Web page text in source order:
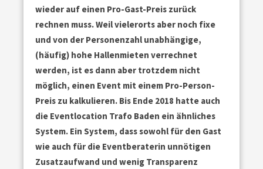
wieder auf einen Pro-Gast-Preis zurück
rechnen muss. Weil vielerorts aber noch fixe
und von der Personenzahl unabhängige,
(häufig) hohe Hallenmieten verrechnet
werden, ist es dann aber trotzdem nicht
möglich, einen Event mit einem Pro-Person-
Preis zu kalkulieren. Bis Ende 2018 hatte auch
die Eventlocation Trafo Baden ein ähnliches
System. Ein System, dass sowohl für den Gast
wie auch für die Eventberaterin unnötigen
Zusatzaufwand und wenig Transparenz